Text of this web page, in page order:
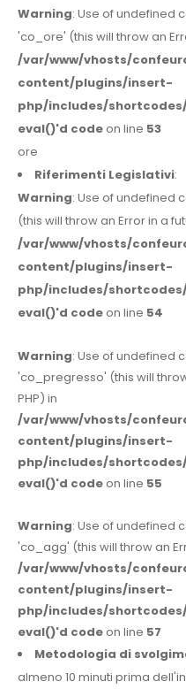
Warning: Use of undefined
'co_ore' (this will throw an
/var/www/vhosts/
content/plugins/insert-
php/includes/
eval()'d code on line 53
ore
Riferimenti Legislativi:
Warning: Use of undefined
(this will throw an Error in a
/var/www/vhosts/
content/plugins/insert-
php/includes/
eval()'d code on line 54
Warning: Use of undefined
'co_pregresso' (this will
PHP) in
/var/www/vhosts/
content/plugins/insert-
php/includes/
eval()'d code on line 55
Warning: Use of undefined
'co_agg' (this will throw an
/var/www/vhosts/
content/plugins/insert-
php/includes/
eval()'d code on line 57
Metodologia di
almeno 10 minuti prima